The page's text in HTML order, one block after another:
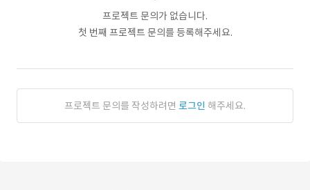
프로젝트 문의가 없습니다.
첫 번째 프로젝트 문의를 등록해주세요.
프로젝트 문의를 작성하려면 로그인 해주세요.